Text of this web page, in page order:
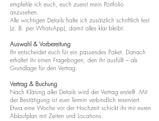
empfehle ich euch, euch zuerst mein Portfolio
anzusehen.
Alle wichtigen Details halte ich zusätzlich schriftlich fest
(z. B. per WhatsApp), damit alles klar bleibt.
Auswahl & Vorbereitung
Ihr entscheidet euch für ein passendes Paket. Danach
erhaltet ihr einen Fragebogen, den ihr ausfüllt – als
Grundlage für den Vertrag.
Vertrag & Buchung
Nach Klärung aller Details wird der Vertrag erstellt. Mit
der Bestätigung ist euer Termin verbindlich reserviert.
Etwa eine Woche vor der Hochzeit schickt ihr mir euren
Ablaufplan mit Zeiten und Locations.